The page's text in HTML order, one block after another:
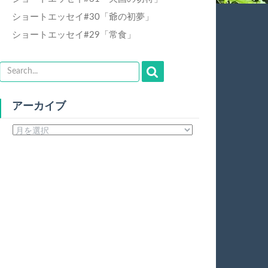
ショートエッセイ#30「爺の初夢」
ショートエッセイ#29「常食」
アーカイブ